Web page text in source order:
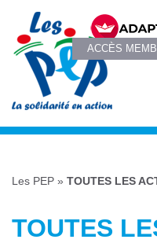
ACCÈS
Les PEP » TOUTES LES
TOUTES